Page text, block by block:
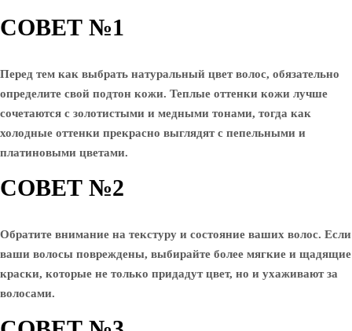
СОВЕТ №1
Перед тем как выбрать натуральный цвет волос, обязательно
определите свой подтон кожи. Теплые оттенки кожи лучше
сочетаются с золотистыми и медными тонами, тогда как
холодные оттенки прекрасно выглядят с пепельными и
платиновыми цветами.
СОВЕТ №2
Обратите внимание на текстуру и состояние ваших волос. Если
ваши волосы повреждены, выбирайте более мягкие и щадящие
краски, которые не только придадут цвет, но и ухаживают за
волосами.